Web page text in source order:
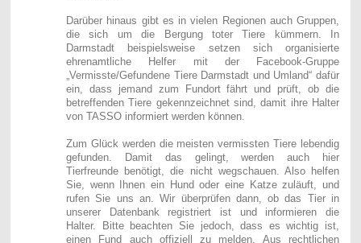
Darüber hinaus gibt es in vielen Regionen auch Gruppen,
die sich um die Bergung toter Tiere kümmern. In
Darmstadt beispielsweise setzen sich organisierte
ehrenamtliche Helfer mit der Facebook-Gruppe
„Vermisste/Gefundene Tiere Darmstadt und Umland“ dafür
ein, dass jemand zum Fundort fährt und prüft, ob die
betreffenden Tiere gekennzeichnet sind, damit ihre Halter
von TASSO informiert werden können.
Zum Glück werden die meisten vermissten Tiere lebendig
gefunden. Damit das gelingt, werden auch hier
Tierfreunde benötigt, die nicht wegschauen. Also helfen
Sie, wenn Ihnen ein Hund oder eine Katze zuläuft, und
rufen Sie uns an. Wir überprüfen dann, ob das Tier in
unserer Datenbank registriert ist und informieren die
Halter. Bitte beachten Sie jedoch, dass es wichtig ist,
einen Fund auch offiziell zu melden. Aus rechtlichen